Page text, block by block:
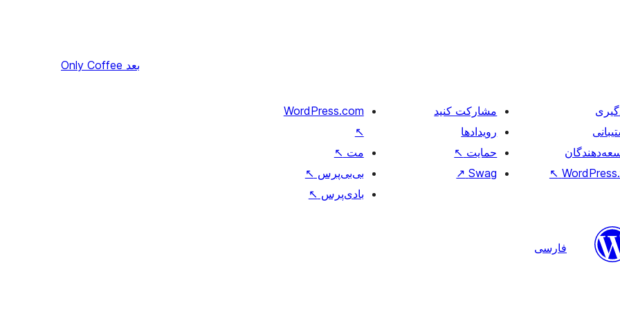
بعد Only Coffee
↖
مشارکت کنید
رویدادها
حمایت ↖
Swag
↗
WordPress.com
↖
مت ↖
بی‌بی‌پرس ↖
بادی‌پرس ↖
فارسی